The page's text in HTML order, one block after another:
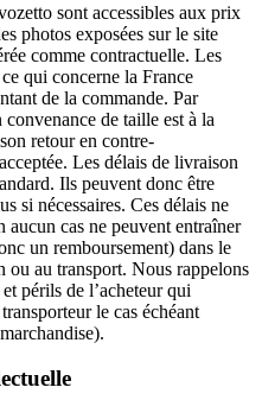
sont accessibles aux prix
photos exposées sur le site
comme contractuelle. Les
qui concerne la France
de la commande. Par
de taille est à la
retour en contre-
Les délais de livraison
Ils peuvent donc être
si nécessaires. Ces délais ne
aucun cas ne peuvent entraîner
un remboursement) dans le
ou au transport. Nous rappelons
périls de l’acheteur qui
le cas échéant